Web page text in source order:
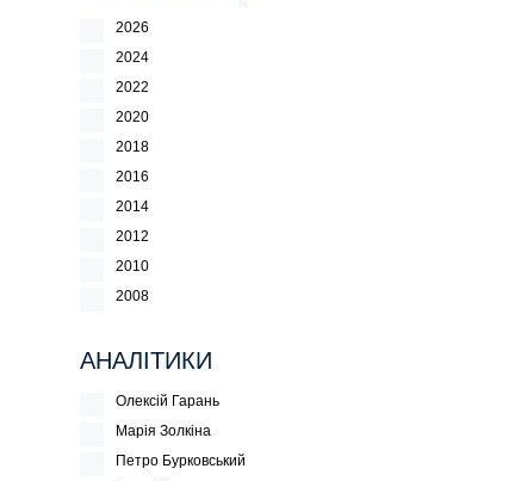
2026
2024
2022
2020
2018
2016
2014
2012
2010
2008
АНАЛІТИКИ
Олексій Гарань
Марія Золкіна
Петро Бурковський